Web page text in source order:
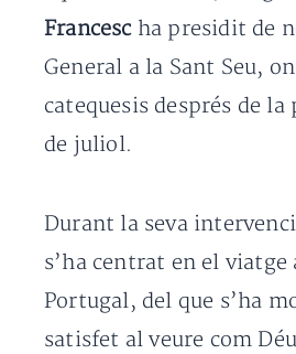
Francescha presidit de
General a la Sant Seu,
catequesis després de la
de juliol.
Durant la seva
s’ha centrat en el viatge
Portugal, del que s’ha
satisfet al veure com